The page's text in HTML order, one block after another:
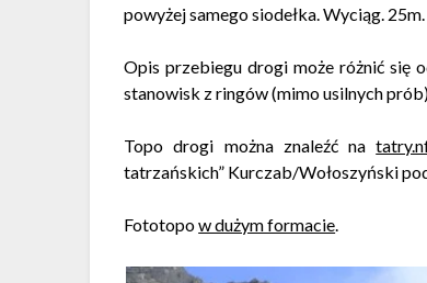
powyżej samego siodełka. Wyciąg. 25m.
Opis przebiegu drogi może różnić się
stanowisk z ringów (mimo usilnych
Topo drogi można znaleźć na
tatrzańskich” Kurczab/Wołoszyński
Fototopow dużym formacie.